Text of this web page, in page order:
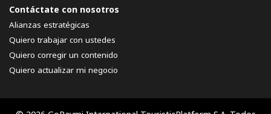
Contáctate con nosotros
Alianzas estratégicas
Quiero trabajar con ustedes
Quiero corregir un contenido
Quiero actualizar mi negocio